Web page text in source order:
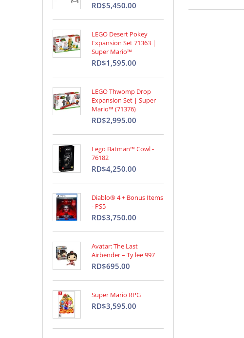
RD$5,450.00
LEGO Desert Pokey
Expansion Set 71363 |
Super Mario™
RD$1,595.00
LEGO Thwomp Drop
Expansion Set | Super
Mario™ (71376)
RD$2,995.00
Lego Batman™ Cowl -
76182
RD$4,250.00
Diablo® 4 + Bonus Items
- PS5
RD$3,750.00
Avatar: The Last
Airbender – Ty lee 997
RD$695.00
Super Mario RPG
RD$3,595.00